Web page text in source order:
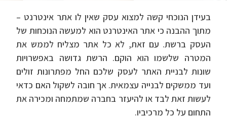
בעידן הנוכחי קשה למצוא עסק שאין לו אתר אינטרנט –
מתוך ההבנה כי אתר האינטרנט הוא למעשה הנוכחות של
העסק ברשת. עם זאת, לא כל אתר מצליח לממש את
המטרה שלשמו הוא הוקם. הרשת גדושה באפשרויות
שונות לבניית האתר לעסק שלכם החל מפתרונות זולים
ועד ממשקים לבנייה עצמאית. אך חובה לשקול האם כדאי
לעשות זאת לבד או להיעזר בחברה שמתמחה ומכירה את
התחום על כל מרכיביו.